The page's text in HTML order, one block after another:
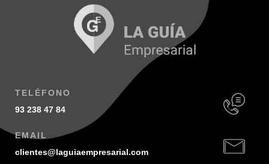
TELÉFONO
93 238 47 84
EMAIL
clientes@laguiaempresarial.com